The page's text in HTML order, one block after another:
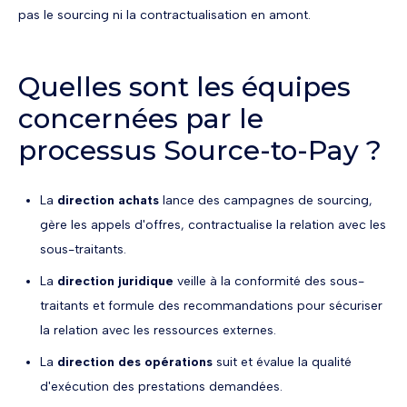
pas le sourcing ni la contractualisation en amont.
Quelles sont les équipes
concernées par le
processus Source-to-Pay ?
La direction achats lance des campagnes de sourcing,
gère les appels d'offres, contractualise la relation avec les
sous-traitants.
La direction juridique veille à la conformité des sous-
traitants et formule des recommandations pour sécuriser
la relation avec les ressources externes.
La direction des opérations suit et évalue la qualité
d'exécution des prestations demandées.